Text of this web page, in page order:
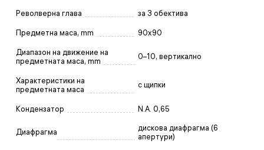
Револверна глава за 3 обектива
Предметна маса, mm 90x90
Диапазон на движение на
предметната маса, mm
0–10, вертикално
Характеристики на
предметната маса
с щипки
Кондензатор N.A. 0,65
Диафрагма
дискова диафрагма (6
апертури)